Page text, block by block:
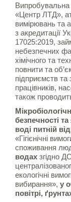
Випробувальна
«Центр ЛТД»,
вимірювань та
з акредитації
17025:2019,
небезпечних
хімічного та
повнити та
підприємств та
працівників,
також
безпечності
воді питній
«Гігієнічні
споживання
водах згідно
екологічні
вибирання», у
повітрі,